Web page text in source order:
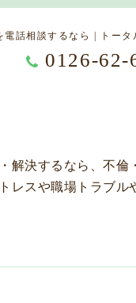
解決するなら、不倫
レスや職場トラブル
話相談するなら | トータ
0126-62-